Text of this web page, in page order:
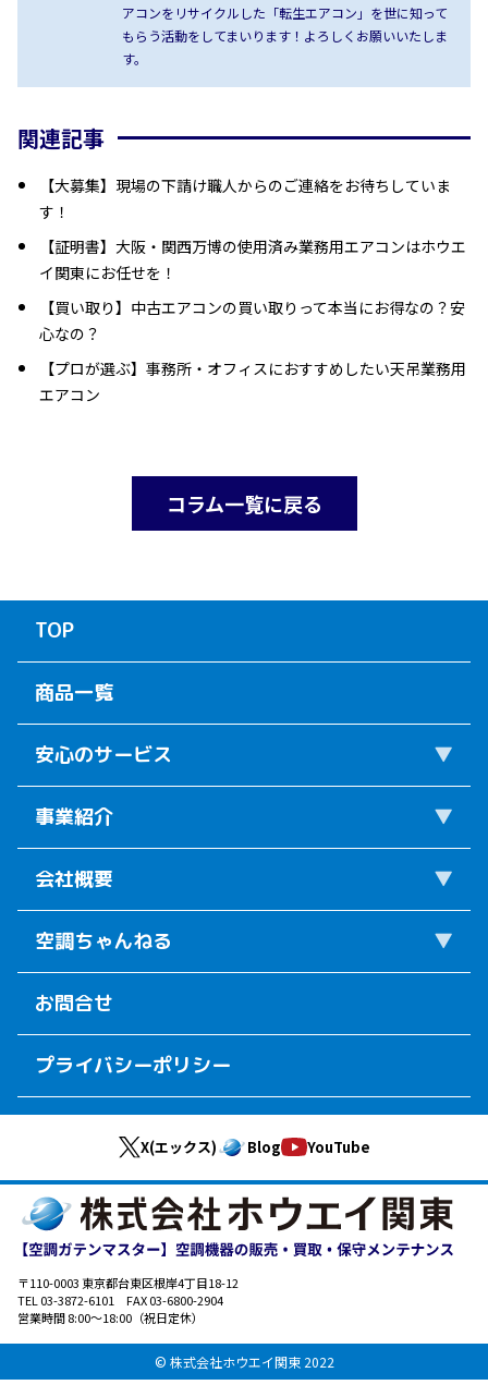
アコンをリサイクルした「転生エアコン」を世に知って
もらう活動をしてまいります！よろしくお願いいたしま
す。
関連記事
【大募集】現場の下請け職人からのご連絡をお待ちしていま
す！
【証明書】大阪・関西万博の使用済み業務用エアコンはホウエ
イ関東にお任せを！
【買い取り】中古エアコンの買い取りって本当にお得なの？安
心なの？
【プロが選ぶ】事務所・オフィスにおすすめしたい天吊業務用
エアコン
コラム一覧に戻る
X(エックス) Blog YouTube
〒110-0003 東京都台東区根岸4丁目18-12
TEL 03-3872-6101 FAX 03-6800-2904
営業時間 8:00～18:00（祝日定休）
TOP
商品一覧
安心のサービス
事業紹介
会社概要
空調ちゃんねる
お問合せ
プライバシーポリシー
© 株式会社ホウエイ関東 2022